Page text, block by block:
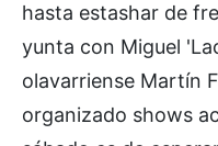
hasta estashar de
yunta con Miguel
olavarriense Martín
organizado shows